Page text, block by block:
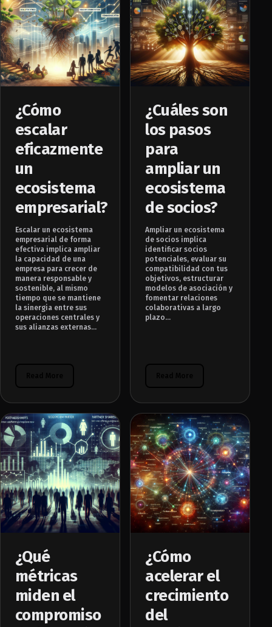
¿Cómo
escalar
eficazmente
un
ecosistema
empresarial?
Escalar un ecosistema
empresarial de forma
efectiva implica ampliar
la capacidad de una
empresa para crecer de
manera responsable y
sostenible, al mismo
tiempo que se mantiene
la sinergia entre sus
operaciones centrales y
sus alianzas externas...
¿Cuáles son
los pasos
para
ampliar un
ecosistema
de socios?
Ampliar un ecosistema
de socios implica
identificar socios
potenciales, evaluar su
compatibilidad con tus
objetivos, estructurar
modelos de asociación y
fomentar relaciones
colaborativas a largo
plazo...
¿Qué
métricas
miden el
compromiso
¿Cómo
acelerar el
crecimiento
del